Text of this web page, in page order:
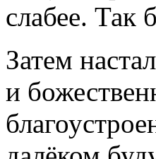
слабее. Так
Затем
и